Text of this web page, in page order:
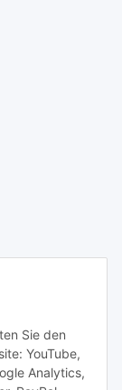
Sie den
YouTube,
Analytics,